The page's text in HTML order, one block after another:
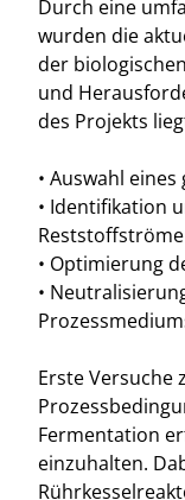
Durch eine
wurden die
der
und
des Projekts
• Auswahl
• Identifikation
Reststoffströme
• Optimierung
•
Erste Versuche
Fermentation
einzuhalten.